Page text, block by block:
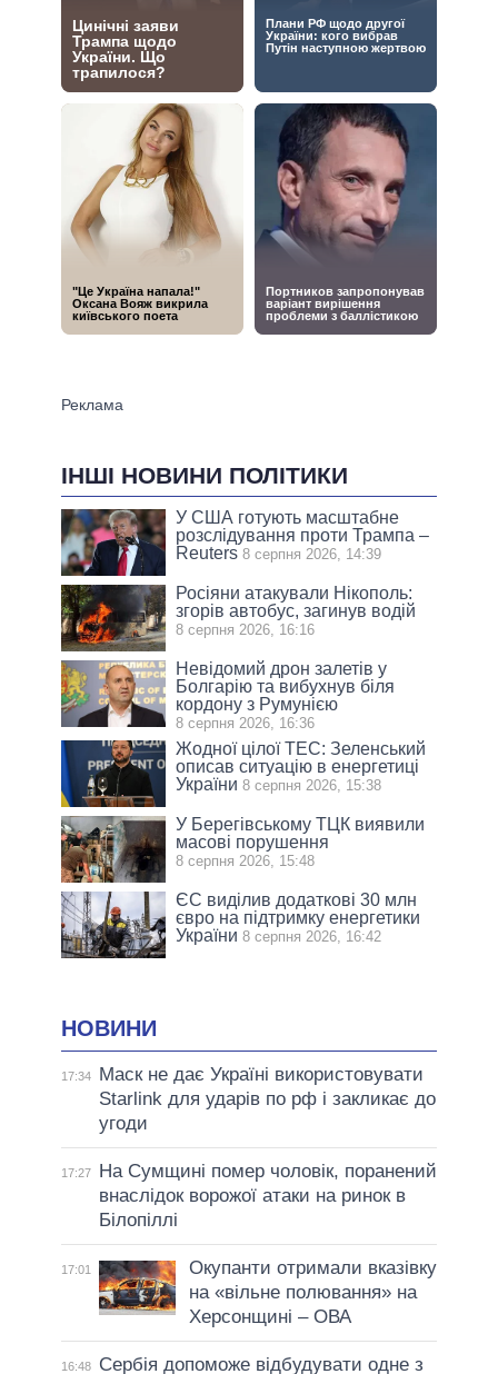
ІНШІ НОВИНИ ПОЛІТИКИ
У США готують масштабне
розслідування проти Трампа –
Reuters 8 серпня 2026, 14:39
Росіяни атакували Нікополь:
згорів автобус, загинув водій
8 серпня 2026, 16:16
Невідомий дрон залетів у
Болгарію та вибухнув біля
кордону з Румунією
8 серпня 2026, 16:36
Жодної цілої ТЕС: Зеленський
описав ситуацію в енергетиці
України 8 серпня 2026, 15:38
У Берегівському ТЦК виявили
масові порушення
8 серпня 2026, 15:48
ЄС виділив додаткові 30 млн
євро на підтримку енергетики
України 8 серпня 2026, 16:42
НОВИНИ
17:34
Маск не дає Україні використовувати
Starlink для ударів по рф і закликає до
угоди
17:27
На Сумщині помер чоловік, поранений
внаслідок ворожої атаки на ринок в
Білопіллі
17:01
Окупанти отримали вказівку
на «вільне полювання» на
Херсонщині – ОВА
16:48
Сербія допоможе відбудувати одне з